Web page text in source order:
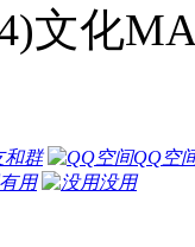
文化
和群
QQ空
有用 没用